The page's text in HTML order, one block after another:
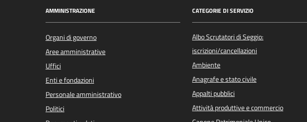
AMMINISTRAZIONE
Organi di governo
Aree amministrative
Uffici
Enti e fondazioni
Personale amministrativo
Politici
CATEGORIE DI SERVIZIO
Albo Scrutatori di Seggio:
iscrizioni/cancellazioni
Ambiente
Anagrafe e stato civile
Appalti pubblici
Attività produttive e commercio